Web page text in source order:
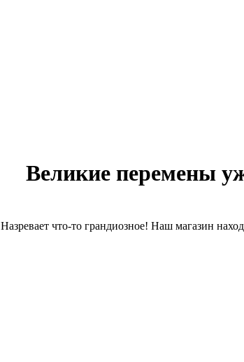
Великие перемены
Назревает что-то грандиозное! Наш магазин